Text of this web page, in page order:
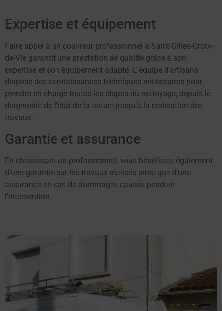
Expertise et équipement
Faire appel à un couvreur professionnel à Saint-Gilles-Croix-
de-Vie garantit une prestation de qualité grâce à son
expertise et son équipement adapté. L’équipe d’artisans
dispose des connaissances techniques nécessaires pour
prendre en charge toutes les étapes du nettoyage, depuis le
diagnostic de l’état de la toiture jusqu’à la réalisation des
travaux.
Garantie et assurance
En choisissant un professionnel, vous bénéficiez également
d’une garantie sur les travaux réalisés ainsi que d’une
assurance en cas de dommages causés pendant
l’intervention.